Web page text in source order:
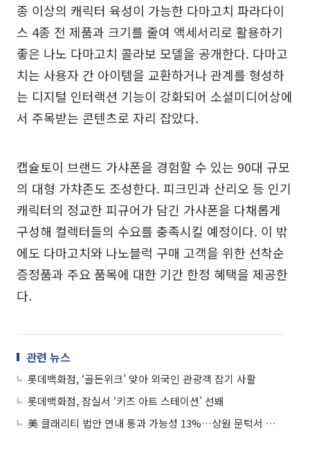
종 이상의 캐릭터 육성이 가능한 다마고치 파라다이
스 4종 전 제품과 크기를 줄여 액세서리로 활용하기
좋은 나노 다마고치 콜라보 모델을 공개한다. 다마고
치는 사용자 간 아이템을 교환하거나 관계를 형성하
는 디지털 인터랙션 기능이 강화되어 소셜미디어상에
서 주목받는 콘텐츠로 자리 잡았다.
캡슐토이 브랜드 가샤폰을 경험할 수 있는 90대 규모
의 대형 가챠존도 조성한다. 피크민과 산리오 등 인기
캐릭터의 정교한 피규어가 담긴 가샤폰을 다채롭게
구성해 컬렉터들의 수요를 충족시킬 예정이다. 이 밖
에도 다마고치와 나노블럭 구매 고객을 위한 선착순
증정품과 주요 품목에 대한 기간 한정 혜택을 제공한
다.
관련 뉴스
롯데백화점, ‘골든위크’ 맞아 외국인 관광객 잡기 사활
롯데백화점, 잠실서 ‘키즈 아트 스테이션’ 선봬
美 클래리티 법안 연내 통과 가능성 13%…상원 문턱서 제동